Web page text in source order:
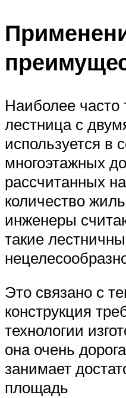
Наиболее
лестница с
используется в
многоэтажных
рассчитанных
количество
инженеры
такие
Это связано с
конструкция
технологии
она очень
занимает
площадь